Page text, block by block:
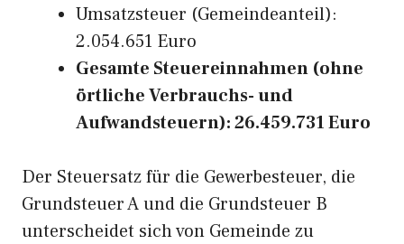
Umsatzsteuer (Gemeindeanteil):
2.054.651 Euro
Gesamte Steuereinnahmen (ohne
örtliche Verbrauchs- und
Aufwandsteuern): 26.459.731 Euro
Der Steuersatz für die Gewerbesteuer, die
Grundsteuer A und die Grundsteuer B
unterscheidet sich von Gemeinde zu